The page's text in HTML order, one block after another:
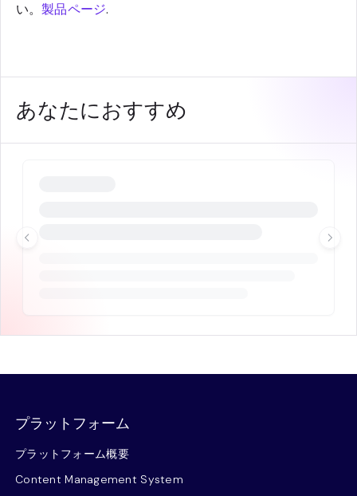
い。製品ページ.
あなたにおすすめ
プラットフォーム
プラットフォーム概要
Content Management System